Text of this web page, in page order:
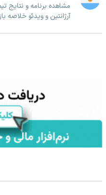
مشاهده برنامه و نتایج
آرژانتین و ویدئو خلاصه